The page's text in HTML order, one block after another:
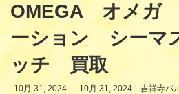
OMEGA オメガ
ーション シーマ
ッチ 買取
10月 31, 2024
最
10月 31, 2024 吉祥寺パ